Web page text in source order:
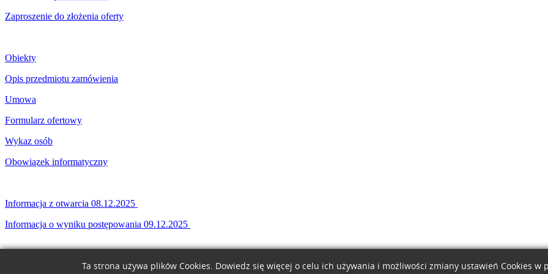
Zaproszenie do złożenia oferty
Obiekty
Opis przedmiotu zamówienia
Umowa
Formularz ofertowy
Wykaz osób
Obowiązek informatyczny
Informacja z otwarcia 08.12.2025
Informacja o wyniku postępowania 09.12.2025
Ta strona używa plików Cookies. Dowiedz się więcej o celu ich używania i możliwości zmiany ustawień Cookies w